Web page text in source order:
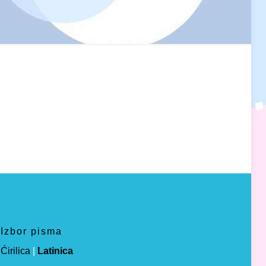
Izbor pisma
Ćirilica
Latinica